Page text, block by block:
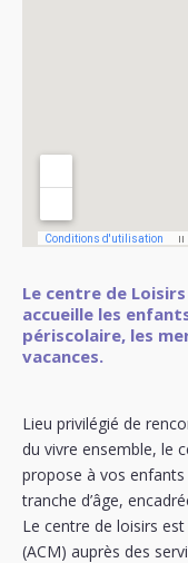
Le centre de Loisirs
accueille les
périscolaire, les
vacances.
Lieu privilégié de
du vivre ensemble, le
propose à vos
tranche d’âge,
Le centre de loisirs
(ACM) auprès des